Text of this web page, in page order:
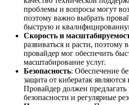
проблемы и вопросы могут
поэтому важно выбрать
быструю и
Скорость и
развиваться и расти,
провайдер мог обеспечить
масштабирование услуг.
Безопасность: Обеспечение
защита от кибератак
Провайдер должен
безопасности и регулярные